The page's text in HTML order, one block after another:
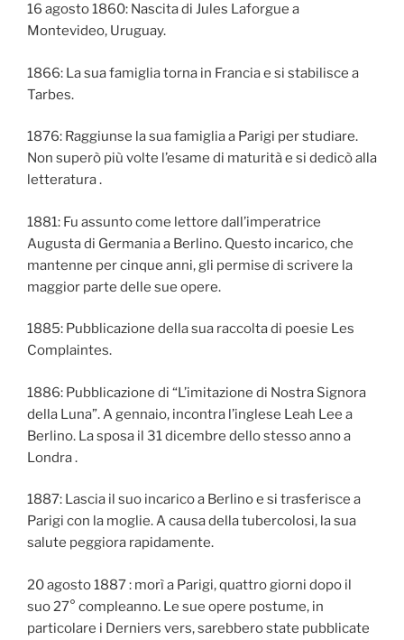
16 agosto 1860: Nascita di Jules Laforgue a
Montevideo, Uruguay.
1866: La sua famiglia torna in Francia e si stabilisce a
Tarbes.
1876: Raggiunse la sua famiglia a Parigi per studiare.
Non superò più volte l’esame di maturità e si dedicò alla
letteratura .
1881: Fu assunto come lettore dall’imperatrice
Augusta di Germania a Berlino. Questo incarico, che
mantenne per cinque anni, gli permise di scrivere la
maggior parte delle sue opere.
1885: Pubblicazione della sua raccolta di poesie Les
Complaintes.
1886: Pubblicazione di “L’imitazione di Nostra Signora
della Luna”. A gennaio, incontra l’inglese Leah Lee a
Berlino. La sposa il 31 dicembre dello stesso anno a
Londra .
1887: Lascia il suo incarico a Berlino e si trasferisce a
Parigi con la moglie. A causa della tubercolosi, la sua
salute peggiora rapidamente.
20 agosto 1887 : morì a Parigi, quattro giorni dopo il
suo 27° compleanno. Le sue opere postume, in
particolare i Derniers vers, sarebbero state pubblicate